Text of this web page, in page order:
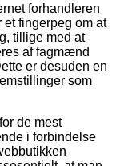
forhandleren
fingerpeg om at
tillige med at
af fagmænd
er desuden en
som
de mest
i forbindelse